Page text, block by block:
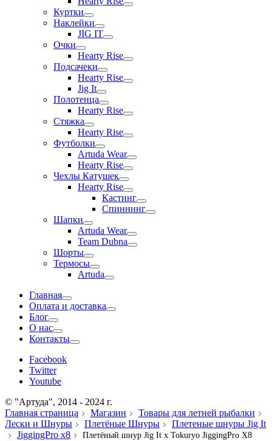
Куртки
Наклейки
JIG IT
Очки
Hearty Rise
Подсачеки
Hearty Rise
Jig It
Полотенца
Hearty Rise
Стяжка
Hearty Rise
Футболки
Artuda Wear
Hearty Rise
Чехлы Катушек
Hearty Rise
Кастинг
Спиннинг
Шапки
Artuda Wear
Team Dubna
Шорты
Термосы
Artuda
Главная
Оплата и доставка
Блог
О нас
Контакты
Facebook
Twitter
Youtube
© "Артуда", 2014 - 2024 г.
Главная страница
Магазин
Товары для летней рыбалки
Лески и Шнуры
Плетёные Шнуры
Плетеные шнуры Jig It
JiggingPro x8
Плетёный шнур Jig It x Tokuryo JiggingPro X8